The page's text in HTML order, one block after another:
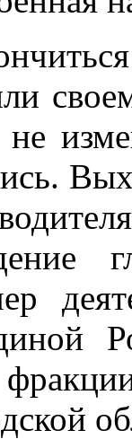
не